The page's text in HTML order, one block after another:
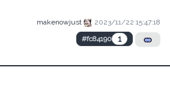
makenowjust
2023/11/22 15:47:18
#fc84190
1